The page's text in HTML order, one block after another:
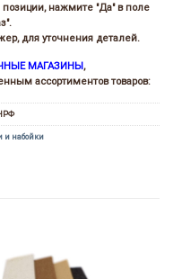
позиции, нажмите "Да" в поле
для уточнения деталей.
МАГАЗИНЫ ,
ассортиментов товаров:
и набойки